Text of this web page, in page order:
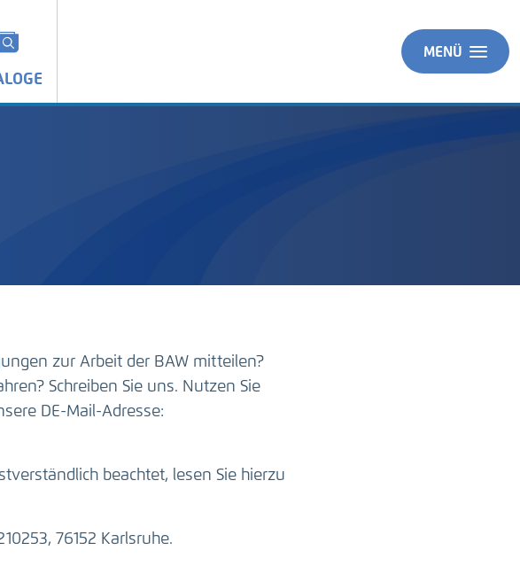
MENÜ
zur Arbeit der BAW mitteilen?
Schreiben Sie uns. Nutzen Sie
DE-Mail-Adresse:
beachtet, lesen Sie hierzu
76152 Karlsruhe.